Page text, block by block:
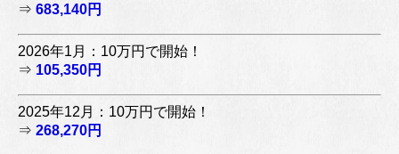
⇒ 683,140円
2026年1月：10万円で開始！
⇒ 105,350円
2025年12月：10万円で開始！
⇒ 268,270円